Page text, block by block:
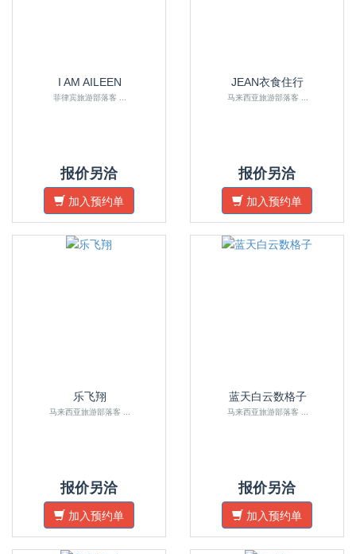
I AM AILEEN
菲律宾旅游部落客 ...
报价另洽
加入预约单
JEAN衣食住行
马来西亚旅游部落客 ...
报价另洽
加入预约单
乐飞翔
马来西亚旅游部落客 ...
报价另洽
加入预约单
蓝天白云数格子
马来西亚旅游部落客 ...
报价另洽
加入预约单